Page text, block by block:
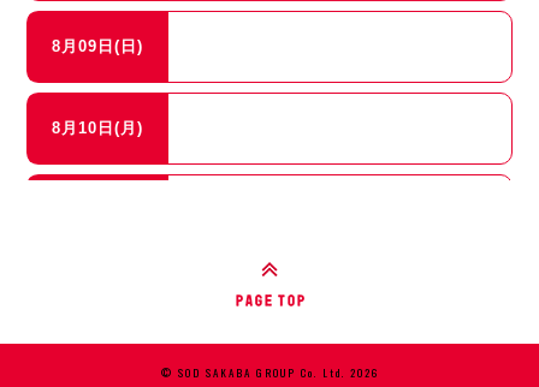
8月09日(日)
8月10日(月)
© SOD SAKABA GROUP Co. Ltd. 2026